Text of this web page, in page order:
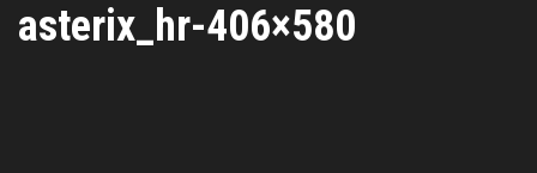
asterix_hr-406×580